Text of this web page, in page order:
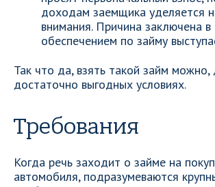
доходам заемщика уделяется
внимания. Причина заключена
обеспечением по займу
Так что да, взять такой займ
достаточно выгодных условиях.
Требования
Когда речь заходит о займе на
автомобиля, подразумеваются